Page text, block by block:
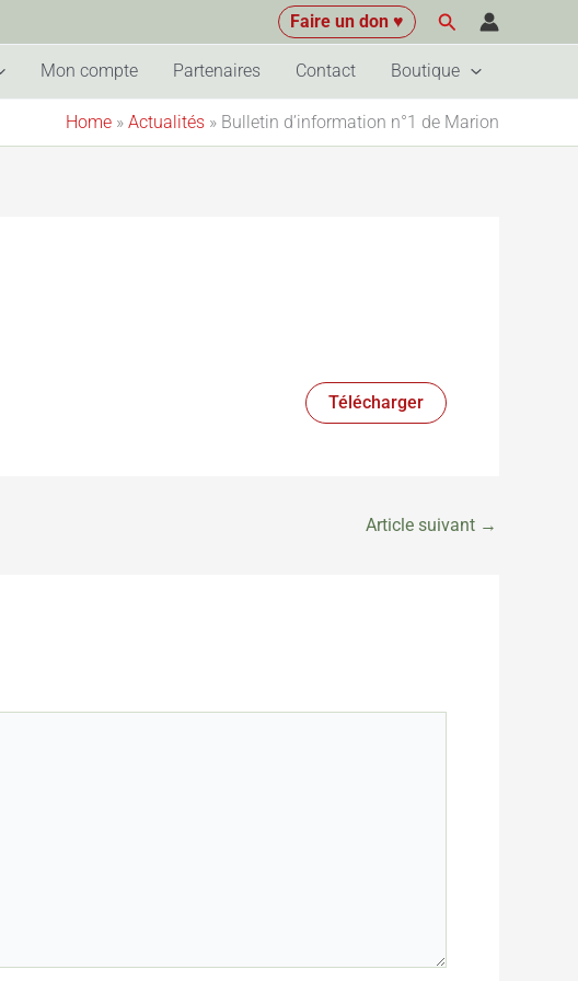
Faire un don ♥ Rechercher
Mon compte Partenaires Contact Boutique
Home » Actualités » Bulletin d’information n°1 de Marion
Télécharger
Article suivant →